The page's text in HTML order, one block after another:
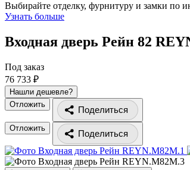
Выбирайте отделку, фурнитуру и замки по
Узнать больше
Входная дверь Рейн 82
Под заказ
76 733 ₽
Нашли дешевле?
Отложить
Поделиться
Отложить
Поделиться